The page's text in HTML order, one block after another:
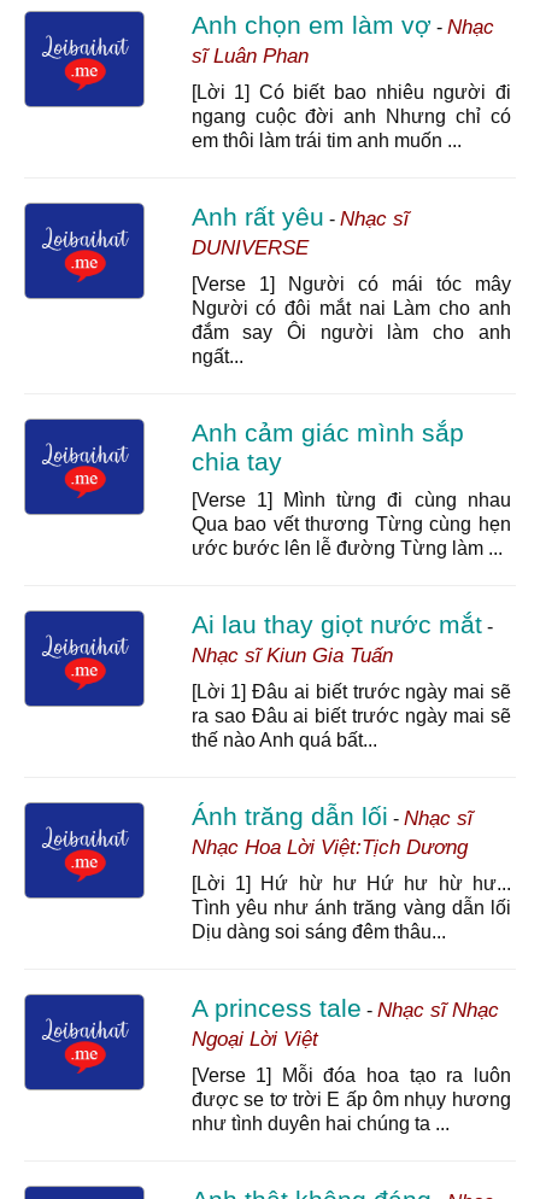
Anh chọn em làm vợ- Nhạc
sĩ Luân Phan
[Lời 1] Có biết bao nhiêu người đi
ngang cuộc đời anh Nhưng chỉ có
em thôi làm trái tim anh muốn ...
Anh rất yêu - Nhạc sĩ
DUNIVERSE
[Verse 1] Người có mái tóc mây
Người có đôi mắt nai Làm cho anh
đắm say Ôi người làm cho anh
ngất...
Anh cảm giác mình sắp
chia tay
[Verse 1] Mình từng đi cùng nhau
Qua bao vết thương Từng cùng hẹn
ước bước lên lễ đường Từng làm ...
Ai lau thay giọt nước mắt-
Nhạc sĩ Kiun Gia Tuấn
[Lời 1] Đâu ai biết trước ngày mai sẽ
ra sao Đâu ai biết trước ngày mai sẽ
thế nào Anh quá bất...
Ánh trăng dẫn lối - Nhạc sĩ
Nhạc Hoa Lời Việt:Tịch Dương
[Lời 1] Hứ hừ hư Hứ hư hừ hư...
Tình yêu như ánh trăng vàng dẫn lối
Dịu dàng soi sáng đêm thâu...
A princess tale - Nhạc sĩ Nhạc
Ngoại Lời Việt
[Verse 1] Mỗi đóa hoa tạo ra luôn
được se tơ trời E ấp ôm nhụy hương
như tình duyên hai chúng ta ...